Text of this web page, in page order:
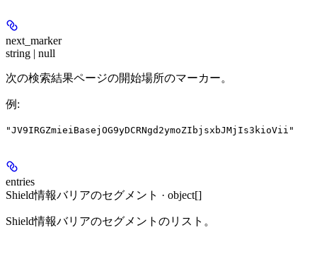
next_marker
string | null
次の検索結果ページの開始場所のマーカー。
例 :
"JV9IRGZmieiBasejOG9yDCRNgd2ymoZIbjsxbJMjIs3kioVii"
entries
Shield情報バリアのセグメント · object[]
Shield情報バリアのセグメントのリスト。